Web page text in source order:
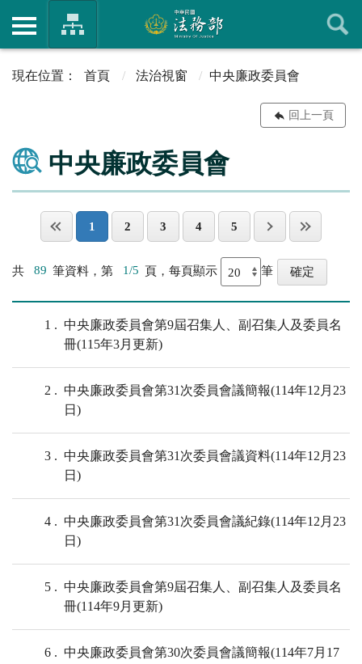
首頁 法治視窗 中央廉政委員會
回上一頁
中央廉政委員會
1 2 3 4 5
共 89 筆資料，第 1/5 頁，每頁顯示 筆
1
中央廉政委員會第9屆召集人、副召集人及委員名
冊(115年3月更新)
2
中央廉政委員會第31次委員會議簡報(114年12月23
日)
3
中央廉政委員會第31次委員會議資料(114年12月23
日)
4
中央廉政委員會第31次委員會議紀錄(114年12月23
日)
5
中央廉政委員會第9屆召集人、副召集人及委員名
冊(114年9月更新)
6
中央廉政委員會第30次委員會議簡報(114年7月17